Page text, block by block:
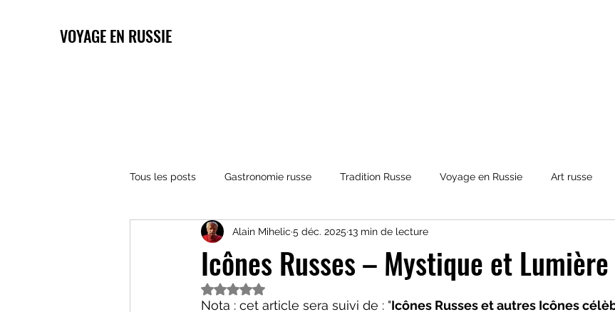
VOYAGE EN RUSSIE
Tous les posts Gastronomie russe Tradition Russe Voyage en Russie Art russe
Architecture russe Religions et Mythologies Histoire de la Russie
Icônes Russes – Mystique et Lumière
Alain Mihelic 5 déc. 2025 13 min de lecture
Noté NaN étoiles sur 5.
Nota : cet article sera suivi de : "Icônes Russes et autres Icônes